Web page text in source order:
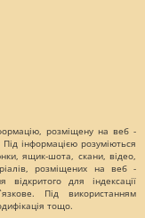
розміщену на веб -
інформацією розуміються
ящик-шота, скани, відео,
розміщених на веб -
відкритого для індексації
Під використанням
тощо.